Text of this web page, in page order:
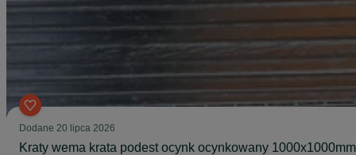
Dodane 20 lipca 2026
Kraty wema krata podest ocynk ocynkowany 1000x1000mm